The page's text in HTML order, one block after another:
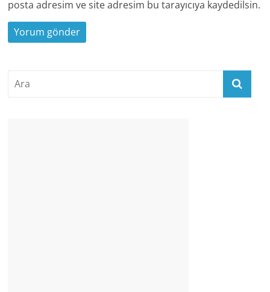
posta adresim ve site adresim bu tarayıcıya kaydedilsin.